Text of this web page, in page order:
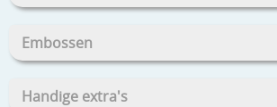
Embossen
Handige extra's